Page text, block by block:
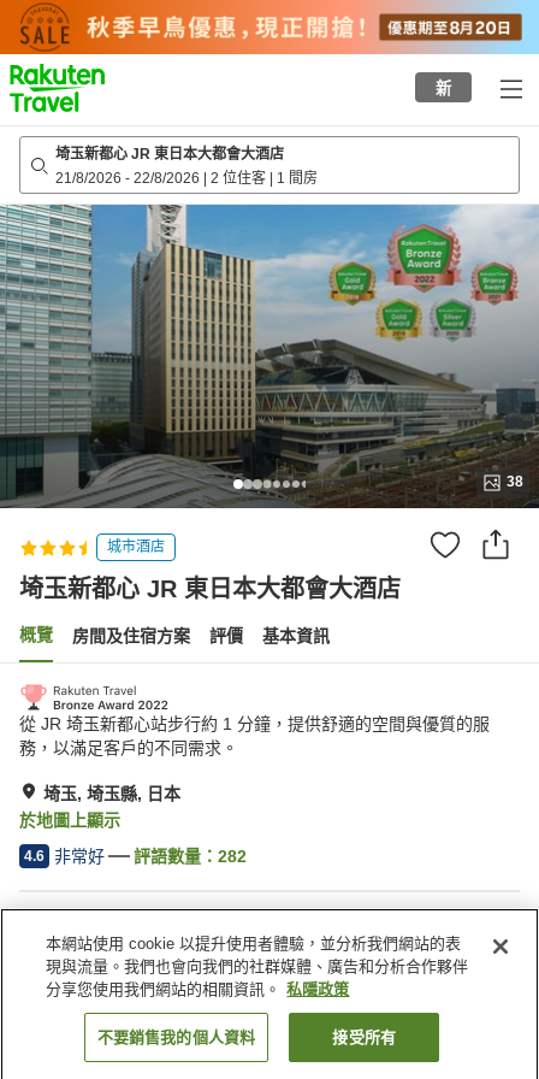
to
top
page
新
埼玉新都心 JR 東日本大都會大酒店
21/8/2026 - 22/8/2026 | 2 位住客 | 1 間房
38
城市酒店
埼玉新都心 JR 東日本大都會大酒店
概覽 房間及住宿方案 評價 基本資訊
從 JR 埼玉新都心站步行約 1 分鐘，提供舒適的空間與優質的服
務，以滿足客戶的不同需求。
埼玉, 埼玉縣, 日本
於地圖上顯示
4.6 非常好 評語數量： 282
Wi-Fi
步行 5 分鐘可到車站
餐廳
咖啡廳
日本 埼玉縣 埼玉 埼玉新都心 JR 東日本大都會大酒店
找客房
本網站使用 cookie 以提升使用者體驗，並分析我們網站的表
現與流量。我們也會向我們的社群媒體、廣告和分析合作夥伴
分享您使用我們網站的相關資訊。
私隱政策
不要銷售我的個人資料 接受所有